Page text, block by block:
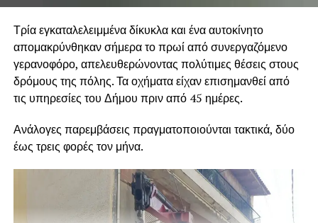
Τρία εγκαταλελειμμένα δίκυκλα και ένα αυτοκίνητο
απομακρύνθηκαν σήμερα το πρωί από συνεργαζόμενο
γερανοφόρο, απελευθερώνοντας πολύτιμες θέσεις στους
δρόμους της πόλης. Τα οχήματα είχαν επισημανθεί από
τις υπηρεσίες του Δήμου πριν από 45 ημέρες.
Ανάλογες παρεμβάσεις πραγματοποιούνται τακτικά, δύο
έως τρεις φορές τον μήνα.